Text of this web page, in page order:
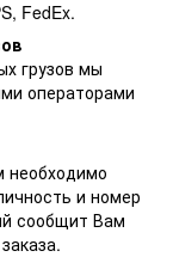
FedEx.
грузов мы
операторами
необходимо
и номер
сообщит Вам